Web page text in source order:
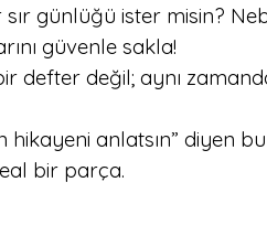
sır günlüğü ister misin?
güvenle sakla!
defter değil; aynı
hikayeni anlatsın” diyen
bir parça.